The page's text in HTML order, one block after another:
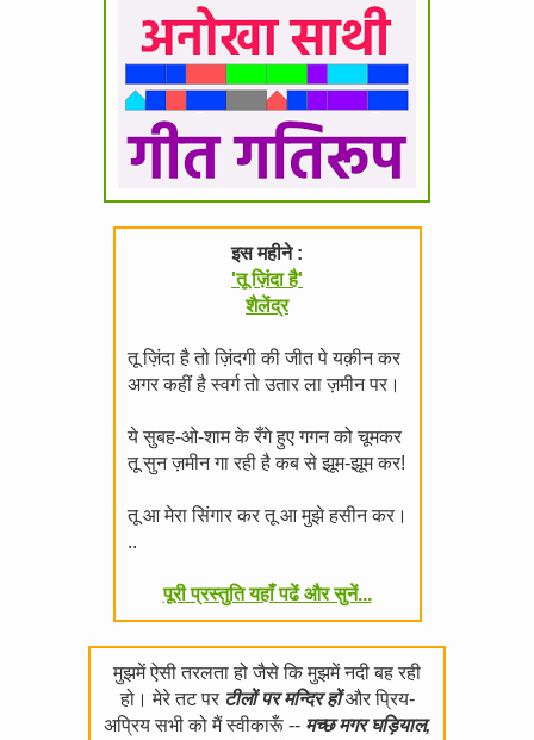
इस महीने :
'तू ज़िंदा है'
शैलेंद्र
तू ज़िंदा है तो ज़िंदगी की जीत पे यक़ीन कर
अगर कहीं है स्वर्ग तो उतार ला ज़मीन पर।
ये सुबह-ओ-शाम के रँगे हुए गगन को चूमकर
तू सुन ज़मीन गा रही है कब से झूम-झूम कर!
तू आ मेरा सिंगार कर तू आ मुझे हसीन कर।
..
पूरी प्रस्तुति यहाँ पढें और सुनें...
मुझमें ऐसी तरलता हो जैसे कि मुझमें नदी बह रही
हो। मेरे तट पर टीलों पर मन्दिर होंऔर प्रिय-
अप्रिय सभी को मैं स्वीकारूँ -- मच्छ मगर घड़ियाल,